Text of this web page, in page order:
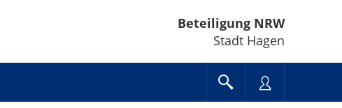
Beteiligung NRW
Stadt Hagen